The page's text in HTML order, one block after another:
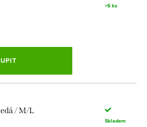
>5 ks
/ M/L
Skladem